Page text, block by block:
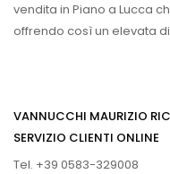
vendita in Piano a Lucca
offrendo così un elevata
VANNUCCHI MAURIZIO
SERVIZIO CLIENTI ONLINE
Tel. +39 0583-329008